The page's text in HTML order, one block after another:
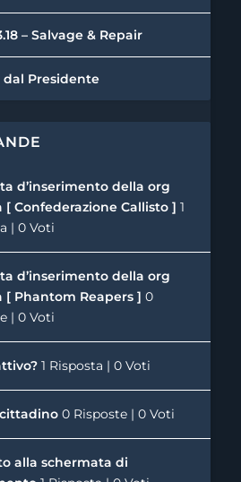
– Salvage & Repair
dal Presidente
d’inserimento della org
[ Confederazione Callisto ] 1
|0 Voti
d’inserimento della org
[ Phantom Reapers ] 0
|0 Voti
1 Risposta |0 Voti
0 Risposte |0 Voti
alla schermata di